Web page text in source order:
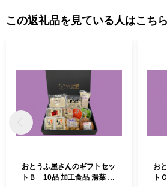
この返礼品を見ている人はこち
おとうふ屋さんのギフトセッ
トＢ 10品 加工食品 湯葉 豆
お
ト